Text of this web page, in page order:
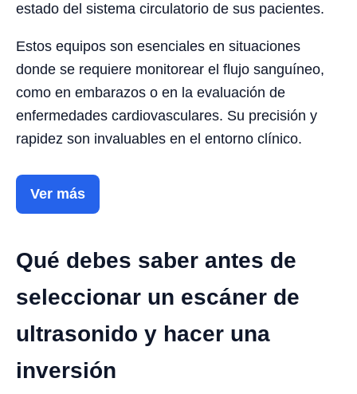
estado del sistema circulatorio de sus pacientes.
Estos equipos son esenciales en situaciones
donde se requiere monitorear el flujo sanguíneo,
como en embarazos o en la evaluación de
enfermedades cardiovasculares. Su precisión y
rapidez son invaluables en el entorno clínico.
Ver más
Qué debes saber antes de
seleccionar un escáner de
ultrasonido y hacer una
inversión